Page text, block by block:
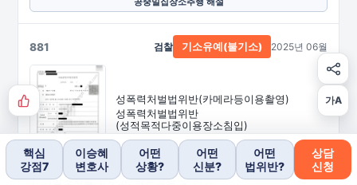
881
성폭력처벌법위반(카메라등이용촬영)
성폭력처벌법위반
(성적목적다중이용장소침입)
검찰 기소유예(불기소) 2025년 06월
경찰조사를 앞두고, 방문상담 및 선임
가A
핵심
강점7
이승혜
변호사
어떤
상황?
어떤
신분?
어떤
법위반?
상담
신청